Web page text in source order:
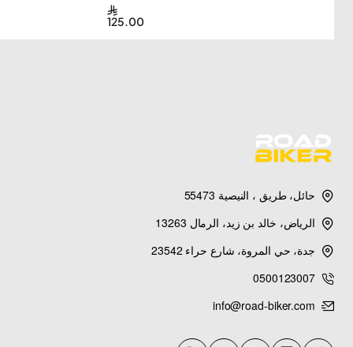
125.00
حائل، طريق ، النيصية 55473
الرياض، خالد بن زيد، الرمال 13263
جدة، حي المروة، شارع حراء 23542
0500123007
info@road-biker.com